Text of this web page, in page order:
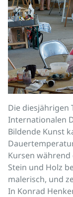
Die diesjährigen
Internationalen
Bildende Kunst
Kursen
Stein und Holz
malerisch, und
In Konrad